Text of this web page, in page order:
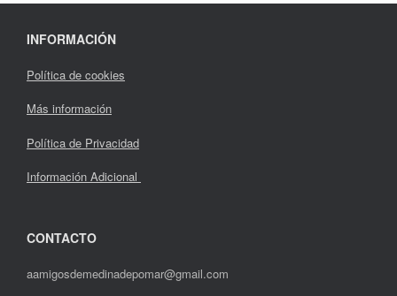
INFORMACIÓN
Política de cookies
Más información
Política de Privacidad
Información Adicional
CONTACTO
aamigosdemedinadepomar@gmail.com